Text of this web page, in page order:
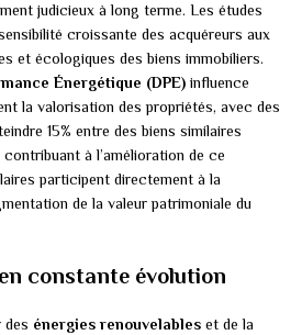
judicieux à long terme. Les études
croissante des acquéreurs aux
et écologiques des biens immobiliers.
Énergétique (DPE) influence
la valorisation des propriétés, avec des
15% entre des biens similaires
à l’amélioration de ce
participent directement à la
de la valeur patrimoniale du
constante évolution
des énergies renouvelables et de la